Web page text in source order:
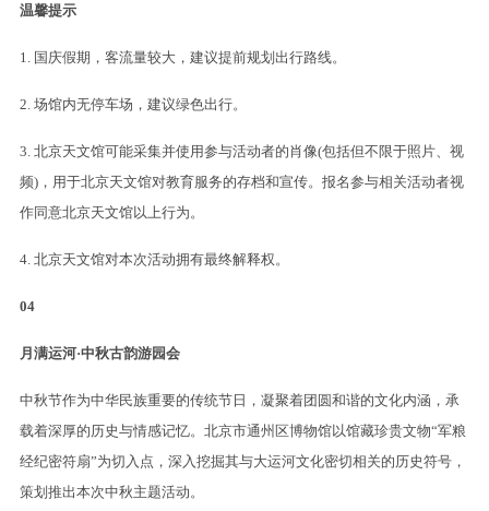
温馨提示
1. 国庆假期，客流量较大，建议提前规划出行路线。
2. 场馆内无停车场，建议绿色出行。
3. 北京天文馆可能采集并使用参与活动者的肖像(包括但不限于照片、视
频)，用于北京天文馆对教育服务的存档和宣传。报名参与相关活动者视
作同意北京天文馆以上行为。
4. 北京天文馆对本次活动拥有最终解释权。
04
月满运河·中秋古韵游园会
中秋节作为中华民族重要的传统节日，凝聚着团圆和谐的文化内涵，承
载着深厚的历史与情感记忆。北京市通州区博物馆以馆藏珍贵文物“军粮
经纪密符扇”为切入点，深入挖掘其与大运河文化密切相关的历史符号，
策划推出本次中秋主题活动。